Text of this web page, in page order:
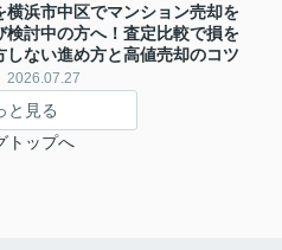
横浜市中区でマンション売却を
検討中の方へ！査定比較で損を
しない進め方と高値売却のコツ
2026.07.27
と見る
トップへ